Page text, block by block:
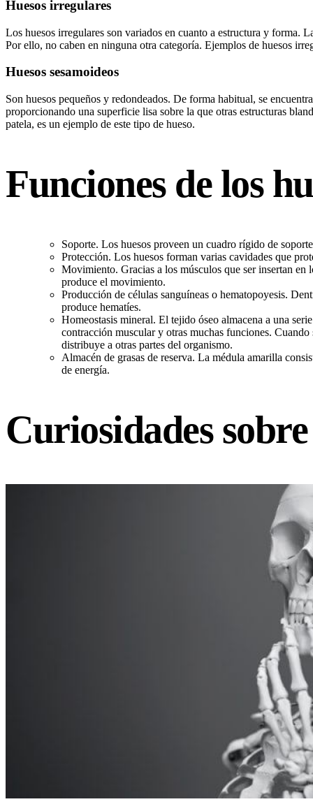
Huesos irregulares
Los huesos irregulares son variados en cuanto a estructura y forma.
Por ello, no caben en ninguna otra categoría. Ejemplos de huesos
Huesos sesamoideos
Son huesos pequeños y redondeados. De forma habitual, se
proporcionando una superficie lisa sobre la que otras estructuras
patela, es un ejemplo de este tipo de hueso.
Funciones de los
Soporte. Los huesos proveen un cuadro rígido de
Protección. Los huesos forman varias cavidades que
Movimiento. Gracias a los músculos que ser insertan en
produce el movimiento.
Producción de células sanguíneas o hematopoyesis.
produce hematíes.
Homeostasis mineral. El tejido óseo almacena a una
contracción muscular y otras muchas funciones.
distribuye a otras partes del organismo.
Almacén de grasas de reserva. La médula amarilla
de energía.
Curiosidades sobre